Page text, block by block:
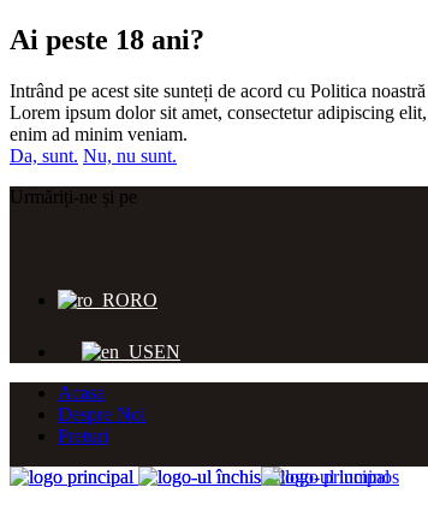
Ai peste 18 ani?
Intrând pe acest site sunteți de acord cu Politica
Lorem ipsum dolor sit amet, consectetur adipiscing
enim ad minim veniam.
Da, sunt. Nu, nu sunt.
Urmăriți-ne și pe
RO
EN
Acasa
Despre Noi
Preturi